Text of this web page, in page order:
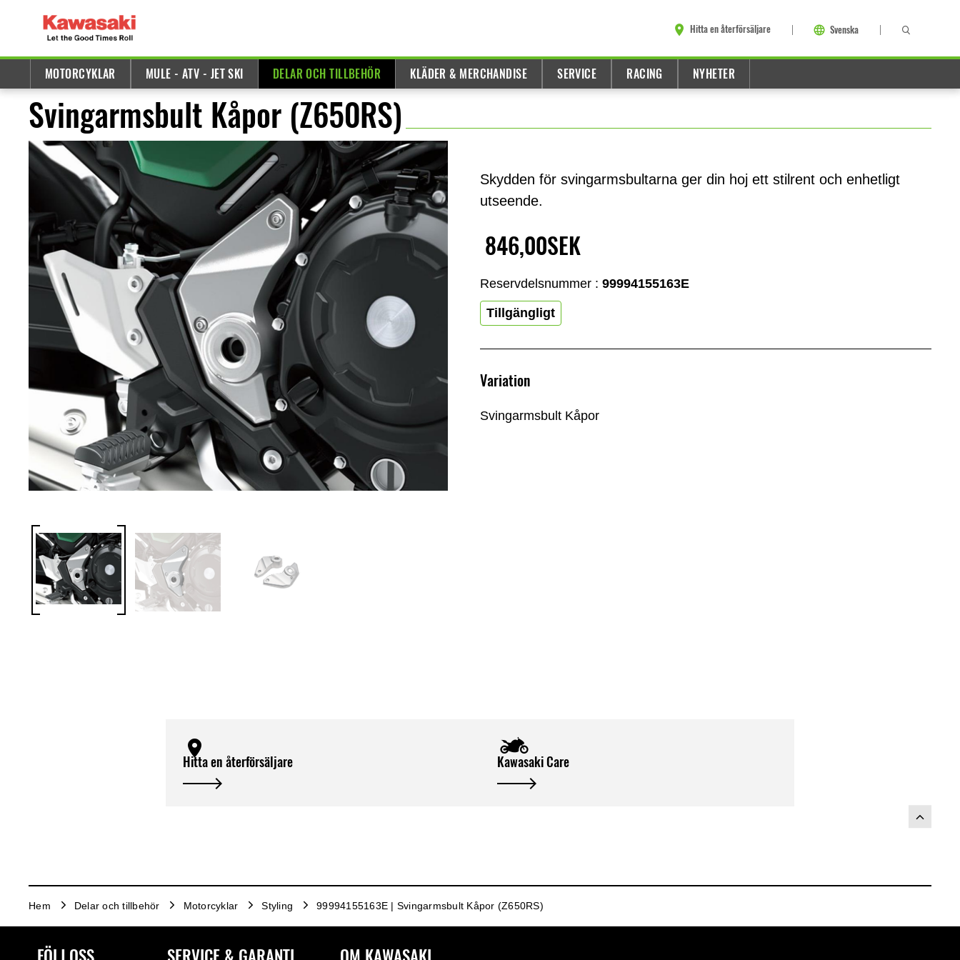
Hitta en återförsäljare Svenska
MOTORCYKLAR MULE - ATV - JET SKI DELAR OCH TILLBEHÖR KLÄDER & MERCHANDISE SERVICE RACING NYHETER
Svingarmsbult Kåpor (Z650RS)
Skydden för svingarmsbultarna ger din hoj ett stilrent och enhetligt
utseende.
846,00SEK
Reservdelsnummer : 99994155163E
Tillgängligt
Variation
Svingarmsbult Kåpor
Hitta en återförsäljare Kawasaki Care
Hem Delar och tillbehör Motorcyklar Styling 99994155163E | Svingarmsbult Kåpor (Z650RS)